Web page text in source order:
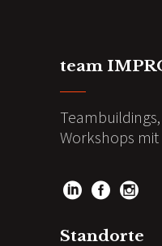
team
Workshops
Standorte